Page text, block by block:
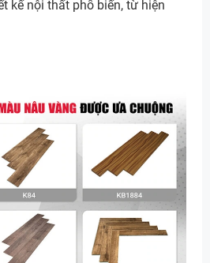
kế nội thất phổ biến, từ hiện